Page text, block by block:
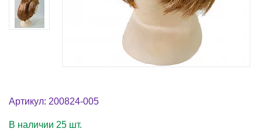
Артикул: 200824-005
В наличии 25 шт.